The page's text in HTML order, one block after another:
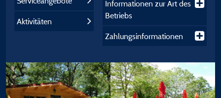
Aktivitäten
Informationen zur Art des
Betriebs
Zahlungsinformationen